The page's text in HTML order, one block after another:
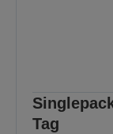
Tag